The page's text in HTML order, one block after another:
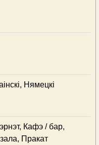
Нямецкі
Кафэ / бар,
Пракат